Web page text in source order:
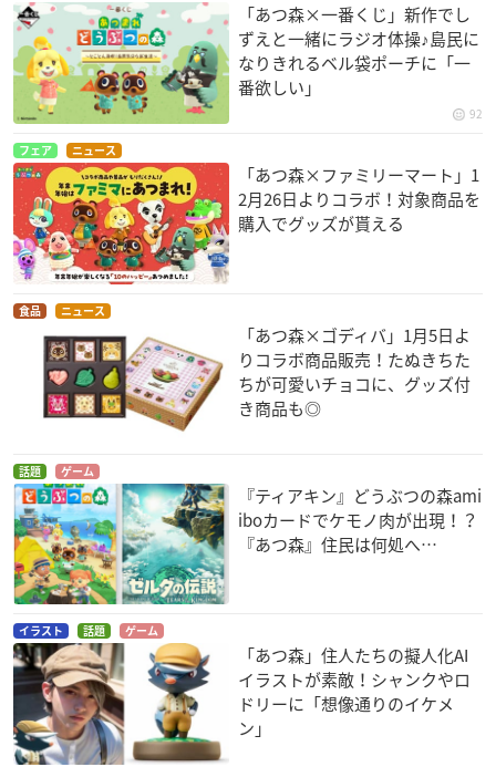
「あつ森×一番くじ」新作でし
ずえと一緒にラジオ体操♪島民に
なりきれるベル袋ポーチに「一
番欲しい」
92
フェア ニュース
「あつ森×ファミリーマート」1
2月26日よりコラボ！対象商品を
購入でグッズが貰える
食品 ニュース
「あつ森×ゴディバ」1月5日よ
りコラボ商品販売！たぬきちた
ちが可愛いチョコに、グッズ付
き商品も◎
話題 ゲーム
『ティアキン』どうぶつの森ami
iboカードでケモノ肉が出現！？
『あつ森』住民は何処へ…
イラスト 話題 ゲーム
「あつ森」住人たちの擬人化AI
イラストが素敵！シャンクやロ
ドリーに「想像通りのイケメ
ン」